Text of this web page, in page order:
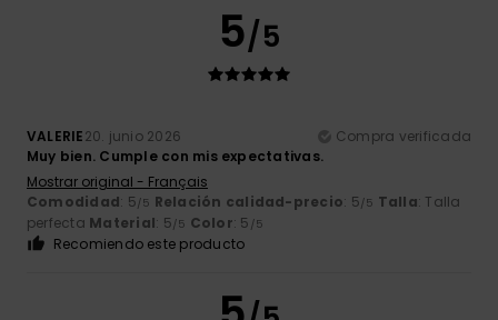
5/5
VALERIE20. junio 2026
Compra verificada
Muy bien. Cumple con mis expectativas.
Mostrar original - Français
Comodidad: 5/5 Relación calidad-precio: 5/5 Talla: Talla
perfecta Material: 5/5 Color: 5 /5
Recomiendo este producto